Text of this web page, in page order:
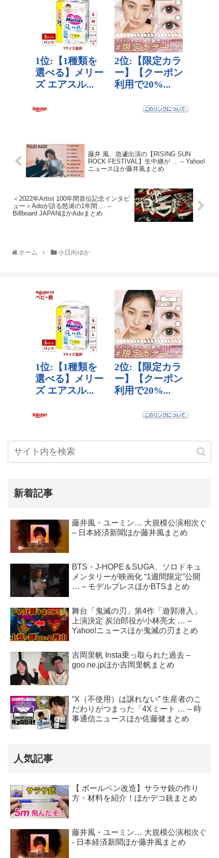
藤井 風、急遽出演の【RISING SUN
ROCK FESTIVAL】生中継が … – Yahoo!
ニュースほか藤井風まとめ
＜2022年Artist 100年間首位記念インタビ
ュー＞Adoが語る怒涛の1年間 … –
Billboard JAPANほかAdoまとめ
ホーム 小日向ゆか
新着記事
藤井風・ユーミン… 大規模公演相次ぐ
– 日本経済新聞ほか藤井風まとめ
BTS・J-HOPE＆SUGA、ソロドキュ
メンタリーが映画化 “1週間限定”公開
… – モデルプレスほかBTSまとめ
舞台「鬼滅の刃」第4作「遊郭潜入」
上演決定 炭治郎役が小林亮太 … –
Yahoo!ニュースほか鬼滅の刃まとめ
吉岡里帆 Insta乗っ取られた過去 –
goo.ne.jpほか吉岡里帆まとめ
“X（不使用）は譲れない” 生産者のこ
だわりがつまった「4Xミート … – 時
事通信ニュースほか佐藤健まとめ
人気記事
【 ボールペン改造】サラサ銃の作り
方・材料を紹介！ほかデコ銃まとめ
藤井風・ユーミン… 大規模公演相次ぐ
- 日本経済新聞ほか藤井風まとめ